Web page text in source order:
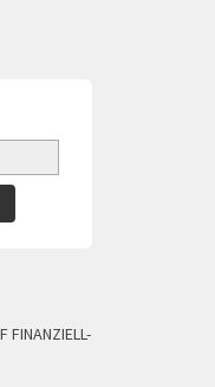
FINANZIELL-